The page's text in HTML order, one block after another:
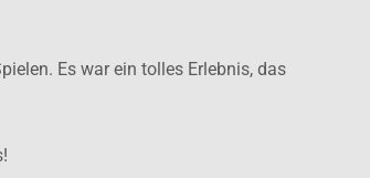
Es war ein tolles Erlebnis, das